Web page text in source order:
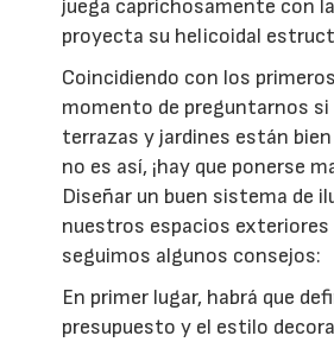
juega caprichosamente con
proyecta su helicoidal
Coincidiendo con los
momento de preguntarnos
terrazas y jardines están
no es así, ¡hay que ponerse
Diseñar un buen sistema de
nuestros espacios
seguimos algunos consejos:
En primer lugar, habrá que
presupuesto y el estilo